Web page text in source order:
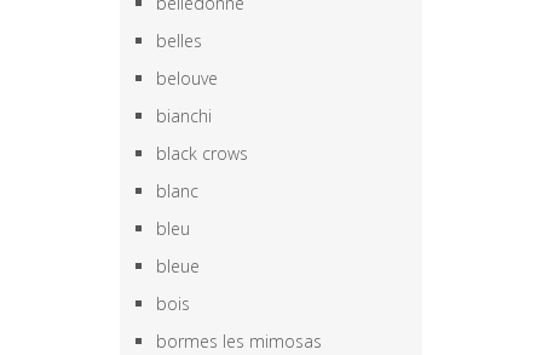
belles
belouve
bianchi
black crows
blanc
bleu
bleue
bois
bormes les mimosas